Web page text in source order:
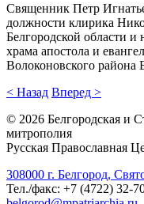
Священник Петр
должности клирика
Белгородской области и
храма апостола и
Волоконовского района
< Назад Вперед >
© 2026 Белгородская и
митрополия
Русская Православная
308000 г. Белгород,
Тел./факс: +7 (4722) 32-